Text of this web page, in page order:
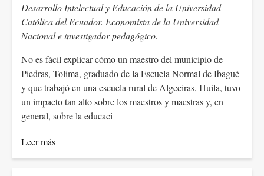
Desarrollo Intelectual y Educación de la Universidad
Católica del Ecuador. Economista de la Universidad
Nacional e investigador pedagógico.
No es fácil explicar cómo un maestro del municipio de
Piedras, Tolima, graduado de la Escuela Normal de Ibagué
y que trabajó en una escuela rural de Algeciras, Huila, tuvo
un impacto tan alto sobre los maestros y maestras y, en
general, sobre la educaci
Leer más